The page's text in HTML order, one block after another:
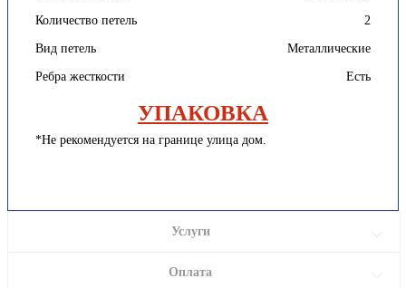
Количество петель 2
Вид петель Металлические
Ребра жесткости Есть
УПАКОВКА
*Не рекомендуется на границе улица дом.
Услуги
Оплата